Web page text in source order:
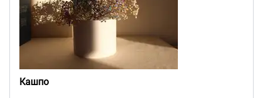
Кашпо